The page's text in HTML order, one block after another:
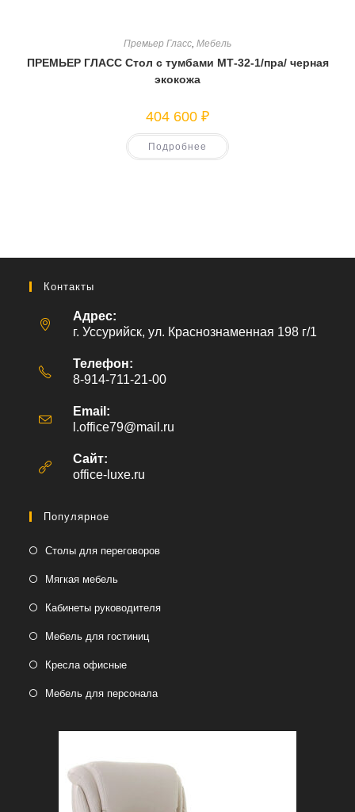
Премьер Гласс, Мебель
ПРЕМЬЕР ГЛАСС Стол с тумбами МТ-32-1/пра/ черная
экокожа
404 600 ₽
Подробнее
Контакты
Адрес:
г. Уссурийск, ул. Краснознаменная 198 г/1
Телефон:
8-914-711-21-00
Email:
l.office79@mail.ru
Сайт:
office-luxe.ru
Популярное
Столы для переговоров
Мягкая мебель
Кабинеты руководителя
Мебель для гостиниц
Кресла офисные
Мебель для персонала